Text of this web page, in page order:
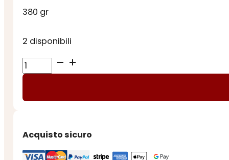
380 gr
2 disponibili
MOSTARDA
di
PICCANTE
Acquisto sicuro